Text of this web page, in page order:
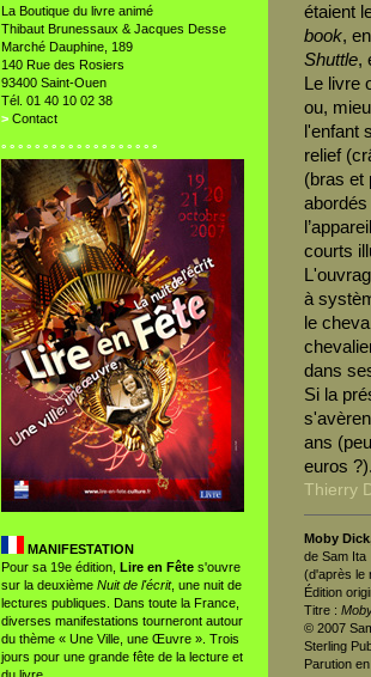
La Boutique du livre animé
Thibaut Brunessaux & Jacques Desse
Marché Dauphine, 189
140 Rue des Rosiers
93400 Saint-Ouen
Tél. 01 40 10 02 38
> Contact
° ° ° ° ° ° ° ° ° ° ° ° ° ° ° ° ° ° °
MANIFESTATION
Pour sa 19e édition, Lire en Fêtes'ouvre
sur la deuxième Nuit de l'écrit, une nuit de
lectures publiques. Dans toute la France,
diverses manifestations tourneront autour
du thème « Une Ville, une Œuvre ». Trois
jours pour une grande fête de la lecture et
étaient
book,
Shuttle,
Le livre
ou,
l'enfant
relief
(bras et
abordés
courts
à
le
dans
Si la
ans
euros
Thierry
Moby
de Sam Ita
(d'après le
Édition
Titre :
© 2007
Sterling
Parution